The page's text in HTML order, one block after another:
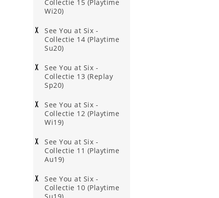
Collectie 15 (Playtime
Wi20)
See You at Six -
Collectie 14 (Playtime
Su20)
See You at Six -
Collectie 13 (Replay
Sp20)
See You at Six -
Collectie 12 (Playtime
Wi19)
See You at Six -
Collectie 11 (Playtime
Au19)
See You at Six -
Collectie 10 (Playtime